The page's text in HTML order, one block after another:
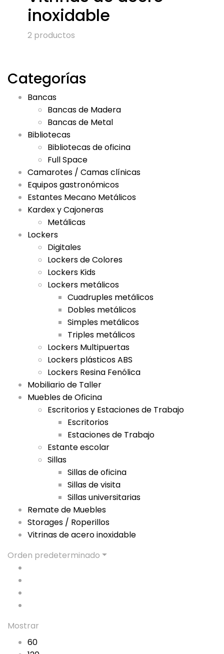
inoxidable
2 productos
Categorías
Bancas
Bancas de Madera
Bancas de Metal
Bibliotecas
Bibliotecas de oficina
Full Space
Camarotes / Camas clínicas
Equipos gastronómicos
Estantes Mecano Metálicos
Kardex y Cajoneras
Metálicas
Lockers
Digitales
Lockers de Colores
Lockers Kids
Lockers metálicos
Cuadruples metálicos
Dobles metálicos
Simples metálicos
Triples metálicos
Lockers Multipuertas
Lockers plásticos ABS
Lockers Resina Fenólica
Mobiliario de Taller
Muebles de Oficina
Escritorios y Estaciones de Trabajo
Escritorios
Estaciones de Trabajo
Estante escolar
Sillas
Sillas de oficina
Sillas de visita
Sillas universitarias
Remate de Muebles
Storages / Roperillos
Vitrinas de acero inoxidable
Orden predeterminado
Mostrar
60